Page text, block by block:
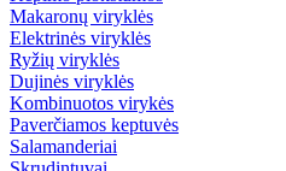
Makaronų viryklės
Elektrinės viryklės
Ryžių viryklės
Dujinės viryklės
Kombinuotos virykės
Paverčiamos keptuvės
Salamanderiai